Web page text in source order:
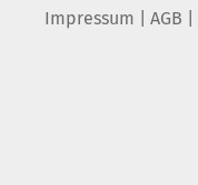
Impressum AGB